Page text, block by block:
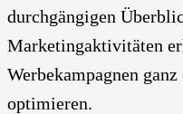
durchgängigen
Marketingaktivitäten
Werbekampagnen
optimieren.